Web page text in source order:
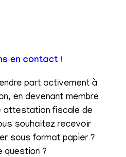
en contact !
part activement à
en devenant membre
attestation fiscale de
souhaitez recevoir
sous format papier ?
question ?